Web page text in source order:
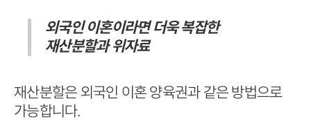
외국인 이혼이라면 더욱 복잡한
재산분할과 위자료
재산분할은 외국인 이혼 양육권과 같은 방법으로
가능합니다.